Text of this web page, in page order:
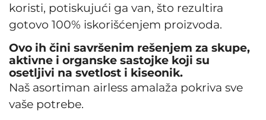
koristi, potiskujući ga van, što rezultira
gotovo 100% iskorišćenjem proizvoda.
Ovo ih čini savršenim rešenjem za skupe,
aktivne i organske sastojke koji su
osetljivi na svetlost i kiseonik.
Naš asortiman airless amalaža pokriva sve
vaše potrebe.